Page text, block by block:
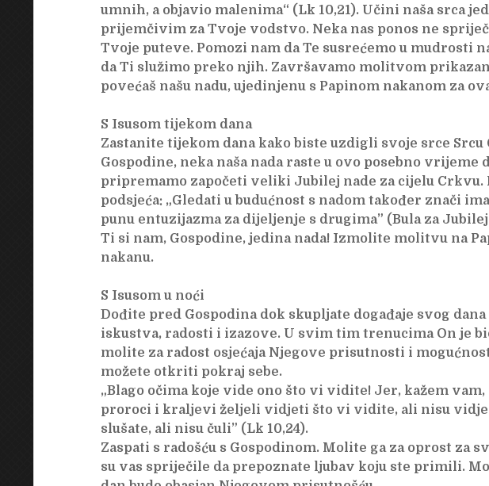
umnih, a objavio malenima“ (Lk 10,21). Učini naša srca
prijemčivim za Tvoje vodstvo. Neka nas ponos ne
Tvoje puteve. Pomozi nam da Te susrećemo u mudrosti
da Ti služimo preko njih. Završavamo molitvom
povećaš našu nadu, ujedinjenu s Papinom nakanom za
S Isusom tijekom dana
Zastanite tijekom dana kako biste uzdigli svoje srce Srcu
Gospodine, neka naša nada raste u ovo posebno vrijeme
pripremamo započeti veliki Jubilej nade za cijelu Crkvu.
podsjeća: „Gledati u budućnost s nadom također znači
punu entuzijazma za dijeljenje s drugima” (Bula za Jubilej
Ti si nam, Gospodine, jedina nada! Izmolite molitvu na
nakanu.
S Isusom u noći
Dođite pred Gospodina dok skupljate događaje svog dana
iskustva, radosti i izazove. U svim tim trenucima On je
molite za radost osjećaja Njegove prisutnosti i
možete otkriti pokraj sebe.
„Blago očima koje vide ono što vi vidite! Jer, kažem vam,
proroci i kraljevi željeli vidjeti što vi vidite, ali nisu
slušate, ali nisu čuli” (Lk 10,24).
Zaspati s radošću s Gospodinom. Molite ga za oprost za
su vas spriječile da prepoznate ljubav koju ste primili.